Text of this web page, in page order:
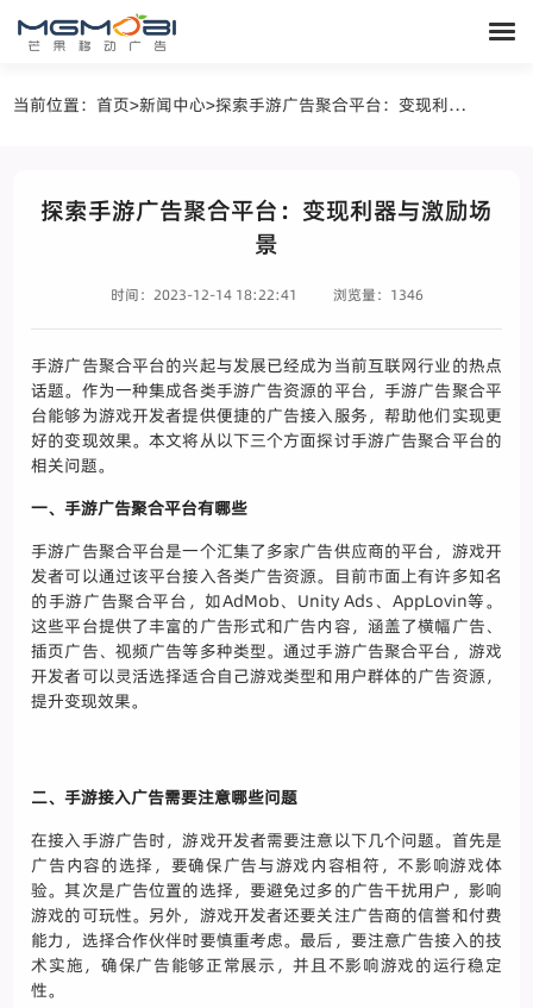
当前位置：首页>新闻中心> 探索手游广告聚合平台：变现利器与激励场景
探索手游广告聚合平台：变现利器与激励场
景
时间：2023-12-14 18:22:41 浏览量：1346
手游广告聚合平台的兴起与发展已经成为当前互联网行业的热点
话题。作为一种集成各类手游广告资源的平台，手游广告聚合平
台能够为游戏开发者提供便捷的广告接入服务，帮助他们实现更
好的变现效果。本文将从以下三个方面探讨手游广告聚合平台的
相关问题。
一、手游广告聚合平台有哪些
手游广告聚合平台是一个汇集了多家广告供应商的平台，游戏开
发者可以通过该平台接入各类广告资源。目前市面上有许多知名
的手游广告聚合平台，如AdMob、Unity Ads、AppLovin等。
这些平台提供了丰富的广告形式和广告内容，涵盖了横幅广告、
插页广告、视频广告等多种类型。通过手游广告聚合平台，游戏
开发者可以灵活选择适合自己游戏类型和用户群体的广告资源，
提升变现效果。
二、手游接入广告需要注意哪些问题
在接入手游广告时，游戏开发者需要注意以下几个问题。首先是
广告内容的选择，要确保广告与游戏内容相符，不影响游戏体
验。其次是广告位置的选择，要避免过多的广告干扰用户，影响
游戏的可玩性。另外，游戏开发者还要关注广告商的信誉和付费
能力，选择合作伙伴时要慎重考虑。最后，要注意广告接入的技
术实施，确保广告能够正常展示，并且不影响游戏的运行稳定
性。